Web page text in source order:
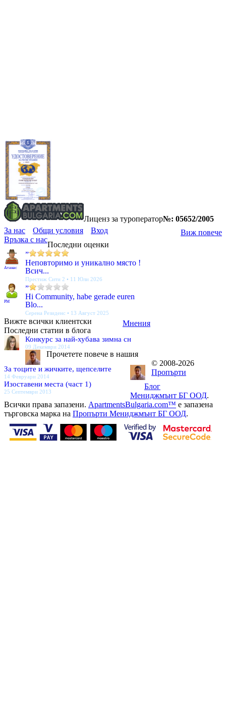
Лиценз за туроператор№: 05652/2005
Виж повече
За нас Общи условия
Вход
Връзка с нас
Последни оценки
Атанас
”
Неповторимо и уникално място !
Всич...
Престиж Сити 2 • 11 Юли 2026
PM
”
Hi Community, habe gerade euren
Blo...
Серена Резиденс • 13 Август 2025
Мнения
Вижте всички клиентски
Последни статии в блога
Конкурс за най-хубава зимна сн
09 Декември 2014
За тоците и жичките, щепселите
14 Февруари 2014
Изоставени места (част 1)
25 Септември 2013
Блог
Прочетете повече в нашия
© 2008-2026
Пропърти
Мениджмънт БГ ООД.
Всички права запазени. ApartmentsBulgaria.com™ е запазена
търговска марка на Пропърти Мениджмънт БГ ООД.